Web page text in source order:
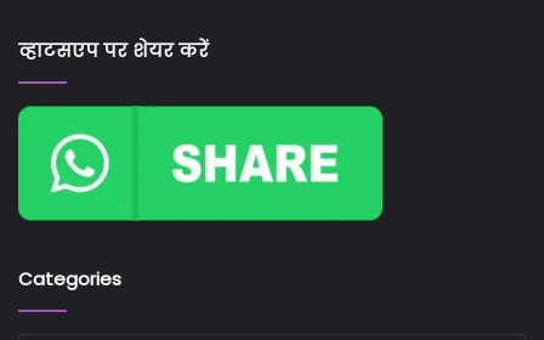
व्हाटसएप पर शेयर करें
Categories